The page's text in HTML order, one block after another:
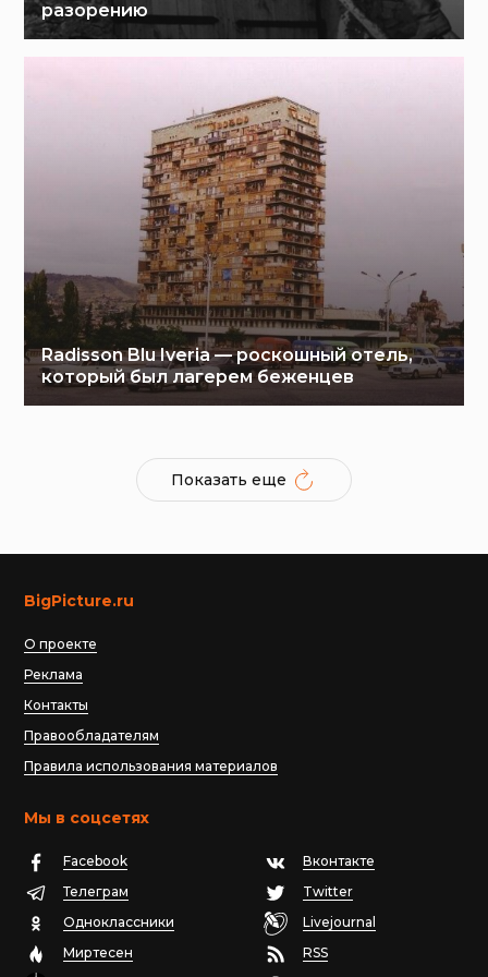
разорению
Radisson Blu Iveria — роскошный отель,
который был лагерем беженцев
Показать еще
BigPicture.ru
О проекте
Реклама
Контакты
Правообладателям
Правила использования материалов
Мы в соцсетях
Facebook
Вконтакте
Телеграм
Twitter
Одноклассники
Livejournal
Миртесен
RSS